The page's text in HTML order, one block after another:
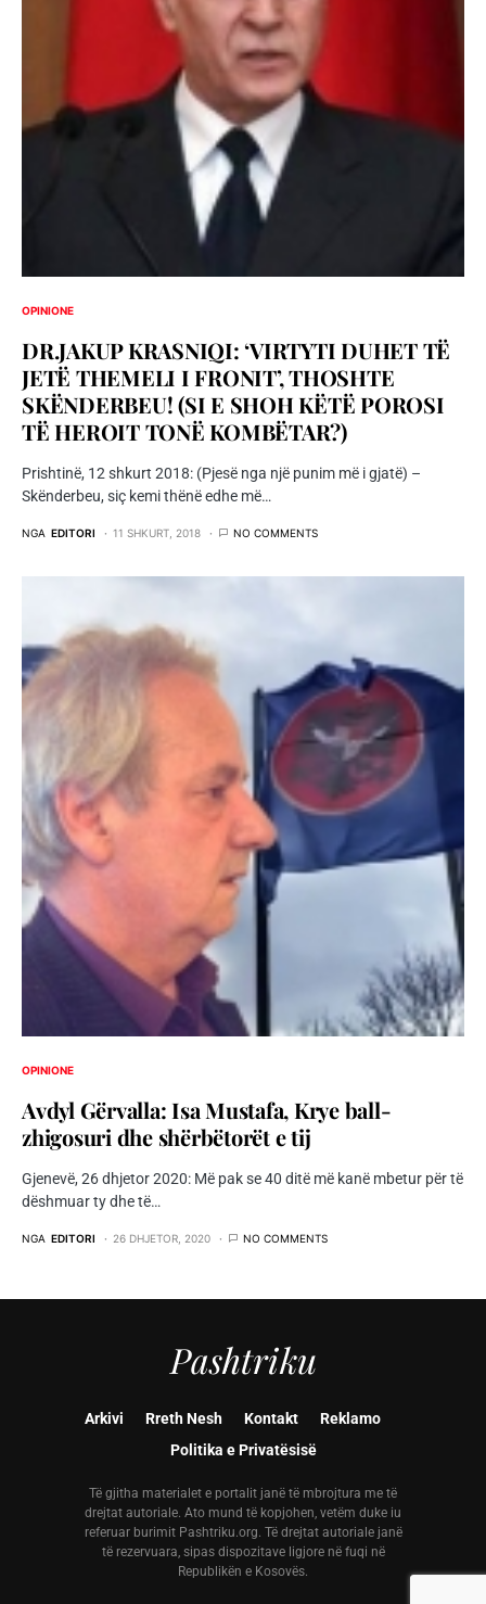
OPINIONE
DR.JAKUP KRASNIQI: ‘VIRTYTI DUHET TË
JETË THEMELI I FRONIT’, THOSHTE
SKËNDERBEU! (SI E SHOH KËTË POROSI
TË HEROIT TONË KOMBËTAR?)
Prishtinë, 12 shkurt 2018: (Pjesë nga një punim më i gjatë) –
Skënderbeu, siç kemi thënë edhe më…
NGA EDITORI 11 SHKURT, 2018 NO COMMENTS
OPINIONE
Avdyl Gërvalla: Isa Mustafa, Krye ball-
zhigosuri dhe shërbëtorët e tij
Gjenevë, 26 dhjetor 2020: Më pak se 40 ditë më kanë mbetur për të
dëshmuar ty dhe të…
NGA EDITORI 26 DHJETOR, 2020 NO COMMENTS
Pashtriku
Arkivi Rreth Nesh Kontakt
Reklamo
Politika e Privatësisë
Të gjitha materialet e portalit janë të mbrojtura me të
drejtat autoriale. Ato mund të kopjohen, vetëm duke iu
referuar burimit Pashtriku.org. Të drejtat autoriale janë
të rezervuara, sipas dispozitave ligjore në fuqi në
Republikën e Kosovës.